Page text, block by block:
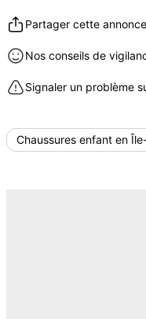
Partager cette annonce
Nos conseils de
Signaler un problème
Chaussures enfant en